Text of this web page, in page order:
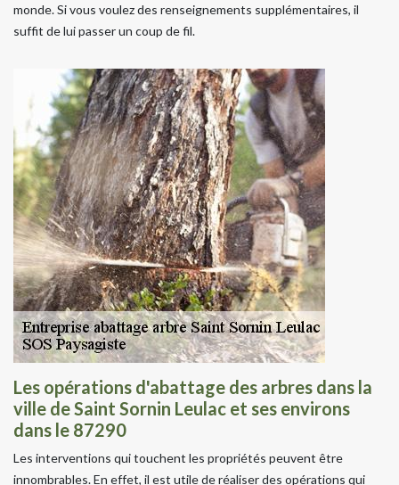
monde. Si vous voulez des renseignements supplémentaires, il
suffit de lui passer un coup de fil.
Les opérations d'abattage des arbres dans la
ville de Saint Sornin Leulac et ses environs
dans le 87290
Les interventions qui touchent les propriétés peuvent être
innombrables. En effet, il est utile de réaliser des opérations qui